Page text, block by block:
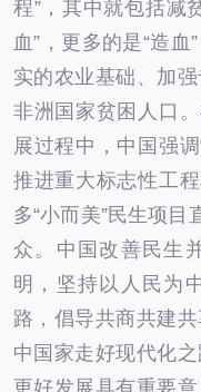
程”，其中就包括减
血”，更多的是“造
实的农业基础、加
非洲国家贫困人口
展过程中，中国强
推进重大标志性工
多“小而美”民生项目
众。中国改善民生
明，坚持以人民为
路，倡导共商共建
中国家走好现代化
更好发展具有重要